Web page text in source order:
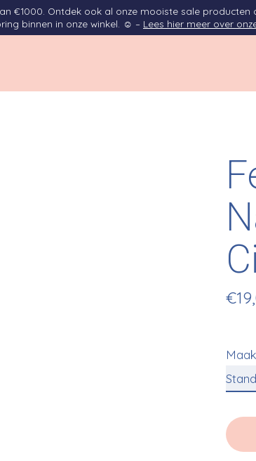
€1000. Ontdek ook al onze mooiste sale producten
binnen in onze winkel. ☺ – Lees hier meer over